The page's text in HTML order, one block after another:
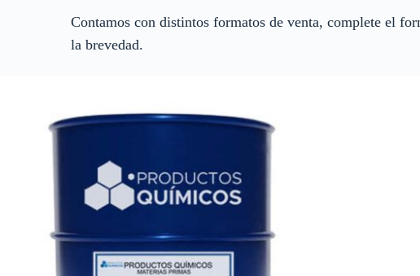
Contamos con distintos formatos de venta, complete el
la brevedad.